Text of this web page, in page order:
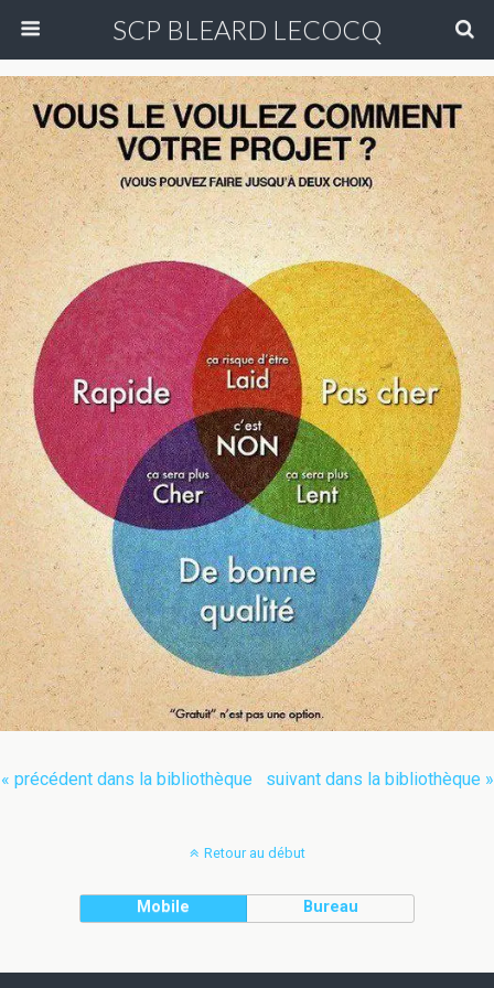
SCP BLEARD LECOCQ
« précédent dans la bibliothèque suivant dans la bibliothèque »
Retour au début
Mobile Bureau